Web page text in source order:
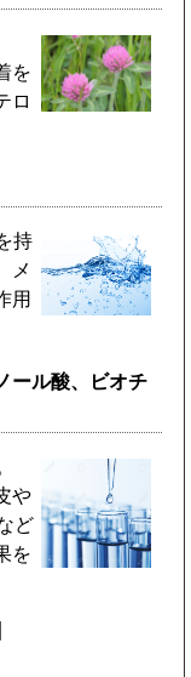
を
ロ
持
メ
用
ール酸、ビオチ
や
ど
を